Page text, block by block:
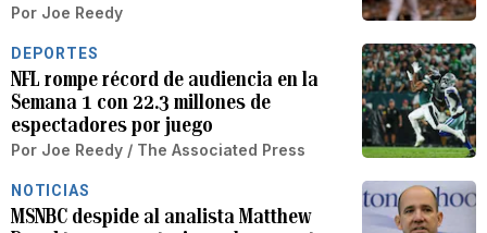
Por Joe Reedy
DEPORTES
NFL rompe récord de audiencia en la
Semana 1 con 22.3 millones de
espectadores por juego
Por Joe Reedy / The Associated Press
NOTICIAS
MSNBC despide al analista Matthew